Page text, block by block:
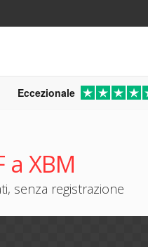
Eccezionale
a XBM
senza registrazione